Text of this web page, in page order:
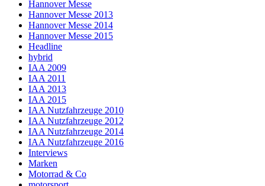
Hannover Messe
Hannover Messe 2013
Hannover Messe 2014
Hannover Messe 2015
Headline
hybrid
IAA 2009
IAA 2011
IAA 2013
IAA 2015
IAA Nutzfahrzeuge 2010
IAA Nutzfahrzeuge 2012
IAA Nutzfahrzeuge 2014
IAA Nutzfahrzeuge 2016
Interviews
Marken
Motorrad & Co